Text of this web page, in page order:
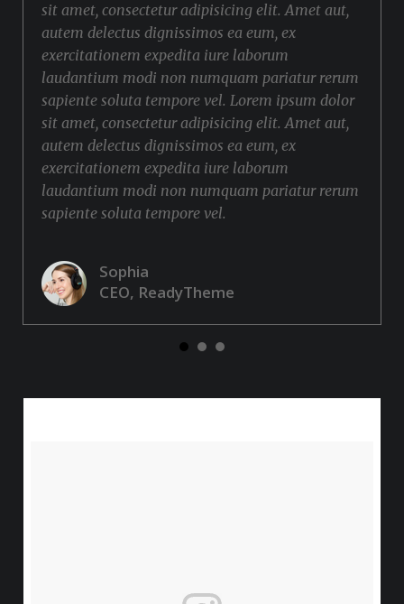
sit amet, consectetur adipisicing elit. Amet aut,
autem delectus dignissimos ea eum, ex
exercitationem expedita iure laborum
laudantium modi non numquam pariatur rerum
sapiente soluta tempore vel. Lorem ipsum dolor
sit amet, consectetur adipisicing elit. Amet aut,
autem delectus dignissimos ea eum, ex
exercitationem expedita iure laborum
laudantium modi non numquam pariatur rerum
sapiente soluta tempore vel.
Sophia
CEO, ReadyTheme